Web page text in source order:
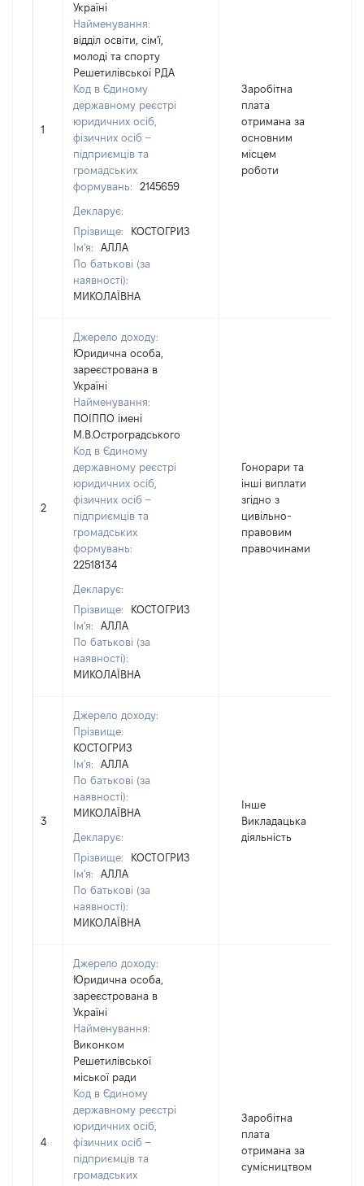
1
Україні
Найменування:
відділ освіти, сім'ї,
молоді та спорту
Решетилівської РДА
Код в Єдиному
державному реєстрі
юридичних осіб,
фізичних осіб –
підприємців та
громадських
формувань:
2145659
Декларує:
Прізвище:
КОСТОГРИЗ
Ім'я:
АЛЛА
По батькові (за
наявності):
МИКОЛАЇВНА
Заробітна
плата
отримана за
основним
місцем
роботи
2
Джерело доходу:
Юридична особа,
зареєстрована в
Україні
Найменування:
ПОІППО імені
М.В.Остроградського
Код в Єдиному
державному реєстрі
юридичних осіб,
фізичних осіб –
підприємців та
громадських
формувань:
22518134
Декларує:
Прізвище:
КОСТОГРИЗ
Ім'я:
АЛЛА
По батькові (за
наявності):
МИКОЛАЇВНА
Гонорари та
інші виплати
згідно з
цивільно-
правовим
правочинами
3
Джерело доходу:
Прізвище:
КОСТОГРИЗ
Ім'я:
АЛЛА
По батькові (за
наявності):
МИКОЛАЇВНА
Декларує:
Прізвище:
КОСТОГРИЗ
Ім'я:
АЛЛА
По батькові (за
наявності):
МИКОЛАЇВНА
Інше
Викладацька
діяльність
4
Джерело доходу:
Юридична особа,
зареєстрована в
Україні
Найменування:
Виконком
Решетилівської
міської ради
Код в Єдиному
державному реєстрі
юридичних осіб,
фізичних осіб –
підприємців та
громадських
Заробітна
плата
отримана за
сумісництвом